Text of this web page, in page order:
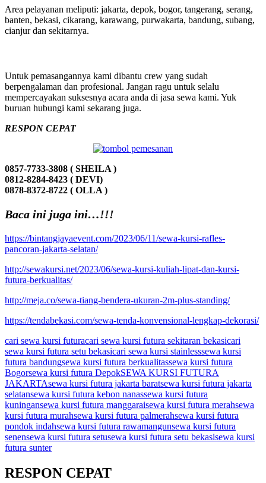
Area pelayanan meliputi: jakarta, depok, bogor, tangerang, serang,
banten, bekasi, cikarang, karawang, purwakarta, bandung, subang,
cianjur dan sekitarnya.
Untuk pemasangannya kami dibantu crew yang sudah
berpengalaman dan profesional. Jangan ragu untuk selalu
mempercayakan suksesnya acara anda di jasa sewa kami. Yuk
buruan hubungi kami sekarang juga.
RESPON CEPAT
0857-7733-3808 ( SHEILA )
0812-8284-8423 ( DEVI)
0878-8372-8722 ( OLLA )
Baca ini juga ini…!!!
https://bintangjayaevent.com/2023/06/11/sewa-kursi-rafles-
pancoran-jakarta-selatan/
http://sewakursi.net/2023/06/sewa-kursi-kuliah-lipat-dan-kursi-
futura-berkualitas/
http://meja.co/sewa-tiang-bendera-ukuran-2m-plus-standing/
https://tendabekasi.com/sewa-tenda-konvensional-lengkap-dekorasi/
cari sewa kursi futuracari sewa kursi futura sekitaran bekasicari
sewa kursi futura setu bekasicari sewa kursi stainlesssewa kursi
futura bandungsewa kursi futura berkualitassewa kursi futura
Bogorsewa kursi futura DepokSEWA KURSI FUTURA
JAKARTAsewa kursi futura jakarta baratsewa kursi futura jakarta
selatansewa kursi futura kebon nanassewa kursi futura
kuningansewa kursi futura manggaraisewa kursi futura merahsewa
kursi futura murahsewa kursi futura palmerahsewa kursi futura
pondok indahsewa kursi futura rawamangunsewa kursi futura
senensewa kursi futura setusewa kursi futura setu bekasisewa kursi
futura sunter
RESPON CEPAT